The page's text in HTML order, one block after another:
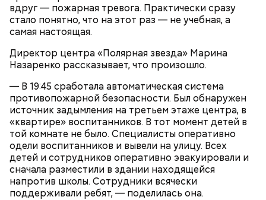
вдруг — пожарная тревога. Практически сразу
стало понятно, что на этот раз — не учебная, а
самая настоящая.
Директор центра «Полярная звезда» Марина
Назаренко рассказывает, что произошло.
— В 19:45 сработала автоматическая система
противопожарной безопасности. Был обнаружен
источник задымления на третьем этаже центра, в
«квартире» воспитанников. В тот момент детей в
той комнате не было. Специалисты оперативно
одели воспитанников и вывели на улицу. Всех
детей и сотрудников оперативно эвакуировали и
сначала разместили в здании находящейся
напротив школы. Сотрудники всячески
поддерживали ребят, — поделилась она.
скорбех скорый помощниче!
3 ст. ложки растительного масла;
зелень, черный молотый перец и соль по вкусу.